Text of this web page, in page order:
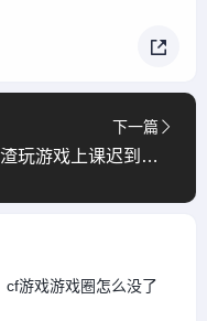
下一篇
学渣玩游戏上课迟到怎么办